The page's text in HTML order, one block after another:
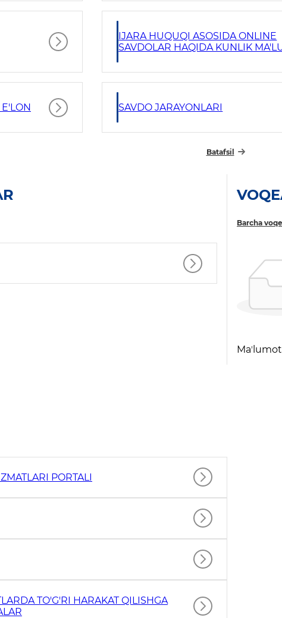
IJARA HUQUQI ASOSIDA ONLINE
SAVDOLAR HAQIDA KUNLIK
SAVDO JARAYONLARI
Batafsil
Barcha
PORTALI
TO'G'RI HARAKAT QILISHGA